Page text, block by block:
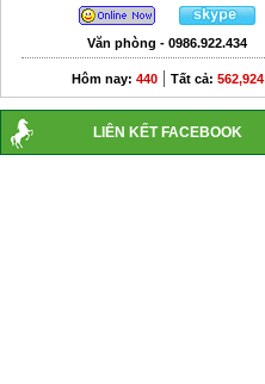
Văn phòng - 0986.922.434
Hôm nay: 440| Tất cả: 562,924
LIÊN KẾT FACEBOOK